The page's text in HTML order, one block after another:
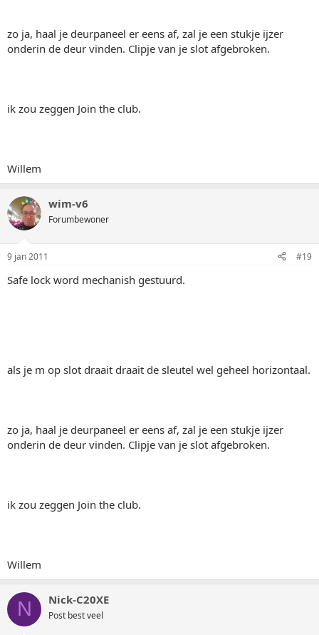
zo ja, haal je deurpaneel er eens af, zal je een stukje ijzer
onderin de deur vinden. Clipje van je slot afgebroken.
ik zou zeggen Join the club.
Willem
wim-v6
Forumbewoner
9 jan 2011 #19
Safe lock word mechanish gestuurd.
als je m op slot draait draait de sleutel wel geheel horizontaal.
zo ja, haal je deurpaneel er eens af, zal je een stukje ijzer
onderin de deur vinden. Clipje van je slot afgebroken.
ik zou zeggen Join the club.
Willem
N Nick-C20XE
Post best veel